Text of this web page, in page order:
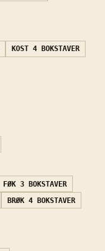
KOST 4 BOKSTAVER
FØK 3 BOKSTAVER
BRØK 4 BOKSTAVER